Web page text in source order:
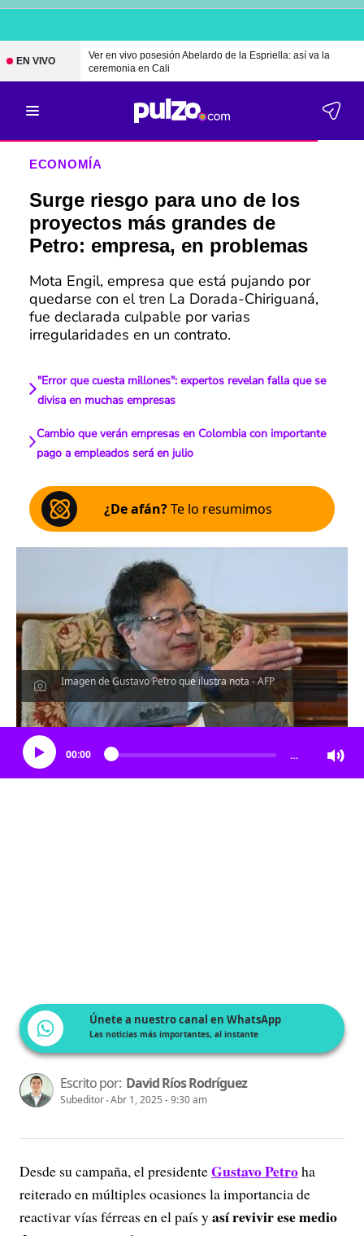
EN VIVO
Ver en vivo posesión Abelardo de la Espriella: así va la
ceremonia en Cali
ECONOMÍA
Surge riesgo para uno de los
proyectos más grandes de
Petro: empresa, en problemas
Mota Engil, empresa que está pujando por
quedarse con el tren La Dorada-Chiriguaná,
fue declarada culpable por varias
irregularidades en un contrato.
"Error que cuesta millones": expertos revelan falla que se
divisa en muchas empresas
Cambio que verán empresas en Colombia con importante
pago a empleados será en julio
¿De afán?Te lo resumimos
Imagen de Gustavo Petro que ilustra nota - AFP
Escucha el artículo
00:00 …
Únete a nuestro canal en WhatsApp
Las noticias más importantes, al instante
Escrito por: David Ríos Rodríguez
Subeditor Abr 1, 2025 - 9:30 am
Desde su campaña, el presidenteGustavo Petroha
reiterado en múltiples ocasiones la importancia de
reactivar vías férreas en el país yasí revivir ese medio